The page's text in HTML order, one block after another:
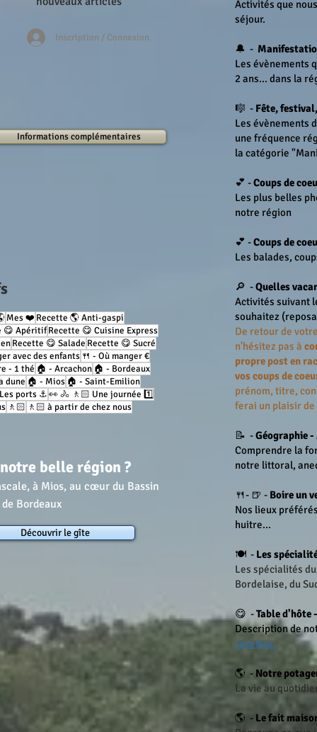
Inscription / Connexion
Informations complémentaires
Mes ❤️ Recette 🌎 Anti-gaspi
😋 Apéritif Recette 😋 Cuisine Express
Recette 😋 Salade Recette 😋 Sucré
avec des enfants 🍴 - Où manger €
- 1 thé 🏠 - Arcachon 🏠 - Bordeaux
dune 🏠 - Mios 🏠 - Saint-Emilion
ports ⚓️👀 🚴 🚶🏻 Une journée 1️⃣
🚶🏻 🚶🏻 à partir de chez nous
belle région ?
à Mios, au cœur du Bassin
Bordeaux
Découvrir le gîte
Activités que
séjour.
🔔 -
Les évènements
2 ans... dans la
🎼 - Fête,
Les évènements
une fréquence
la catégorie
💕 -Coups de
Les plus belles
notre région
💕 -Coups de
Les balades,
🔎 -Quelles
Activités suivant
souhaitez
De retour de
n'hésitez pas à
propre post en
vos coups de
prénom, titre,
ferai un plaisir de
📝 -Géographie
Comprendre la
notre littoral,
🍴- 🍺 - Boire un
Nos lieux
huitre...
🍽 - Les
Les spécialités
Bordelaise, du
😋 -Table d'hôte
Description de
recettes.
🌎 - Notre
La vie au
🌎 - Le fait